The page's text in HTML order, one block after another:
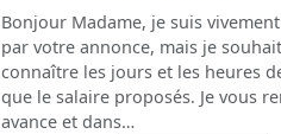
Bonjour Madame, je suis
par votre annonce, mais je
connaître les jours et les heures
que le salaire proposés. Je vous
avance et dans…